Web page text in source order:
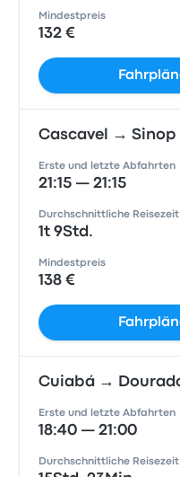
Mindestpreis
132 €
Cascavel → Sinop
Erste und letzte Abfahrten
21:15 — 21:15
Durchschnittliche Reisezeit
1t 9Std.
Mindestpreis
138 €
Cuiabá →
Erste und letzte Abfahrten
18:40 — 21:00
Durchschnittliche Reisezeit